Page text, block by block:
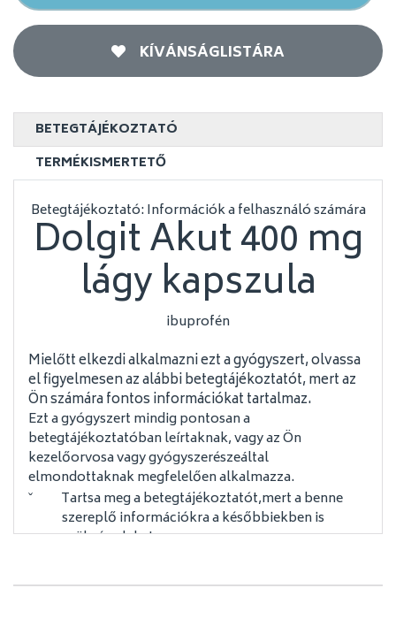
KÍVÁNSÁGLISTÁRA
BETEGTÁJÉKOZTATÓ
TERMÉKISMERTETŐ
Betegtájékoztató: Információk a felhasználó számára
Dolgit Akut 400 mg
lágy kapszula
ibuprofén
Mielőtt elkezdi alkalmazni ezt a gyógyszert,olvassa
el figyelmesen az alábbi betegtájékoztatót, mert az
Ön számára fontos információkat tartalmaz.
Ezt a gyógyszert mindig pontosan a
betegtájékoztatóban leírtaknak, vagy az Ön
kezelőorvosa vagy gyógyszerészeáltal
elmondottaknak megfelelően alkalmazza.
ˇ
Tartsa meg a betegtájékoztatót,mert a benne
szereplő információkra a későbbiekben is
szüksége lehet.
gyógyszerészéhez.